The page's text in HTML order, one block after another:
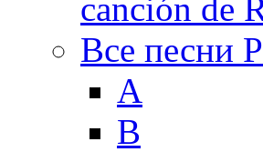
canción de
Все песни
A
B